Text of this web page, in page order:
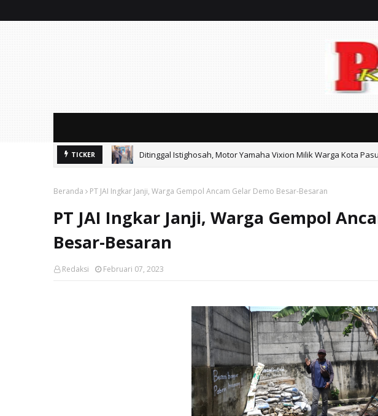
TICKER Ditinggal Istighosah, Motor Yamaha Vixion Milik Warga Kota
Beranda PT JAI Ingkar Janji, Warga Gempol Ancam Gelar Demo Besar-Besaran
PT JAI Ingkar Janji, Warga Gempol
Besar-Besaran
Redaksi Februari 07, 2023